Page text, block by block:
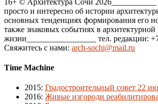
просто и интересно об истории
основных тенденциях формирования его
также знаковых событиях в архитектурной
жизни_________________ тел. редакции:
Свяжитесь с нами: arch-sochi@mail.ru
Time Machine
2015: Градостроительный совет 22
2016: Живые изгороди